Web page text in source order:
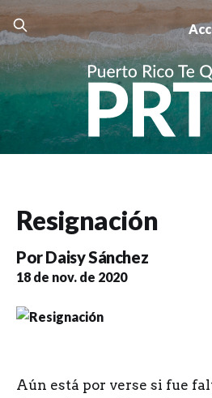
Resignación
PorDaisy Sánchez
18 de nov. de 2020
Aún está por verse si fue